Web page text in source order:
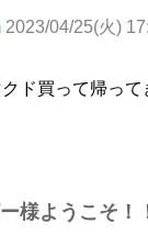
2023/04/25(火)
ド買って帰って
様ようこそ！